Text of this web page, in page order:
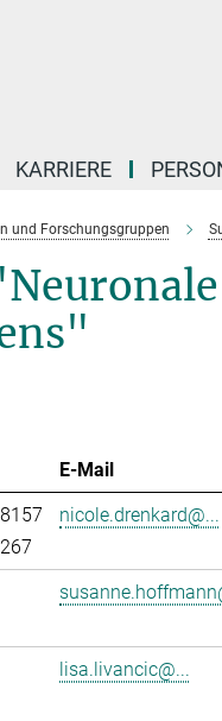
KARRIERE
und Forschungsgruppen
E-Mail
nicole.drenkard@...
lisa.livancic@...